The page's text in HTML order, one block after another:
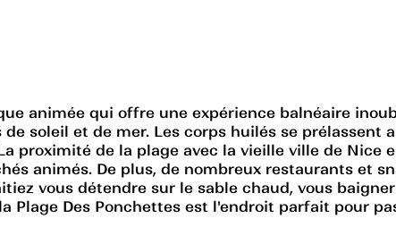
animée qui offre une expérience balnéaire
soleil et de mer. Les corps huilés se prélassent
proximité de la plage avec la vieille ville de Nice
animés. De plus, de nombreux restaurants et
vous détendre sur le sable chaud, vous
Des Ponchettes est l'endroit parfait pour